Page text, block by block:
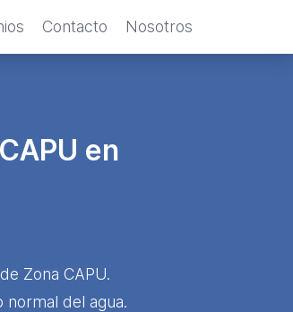
Contacto Nosotros
en
Zona CAPU.
del agua.